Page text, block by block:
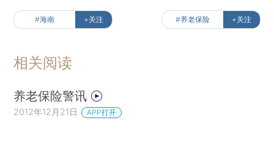
#海南 +关注 #养老保险 +关注
相关阅读
养老保险警讯
2012年12月21日 APP打开